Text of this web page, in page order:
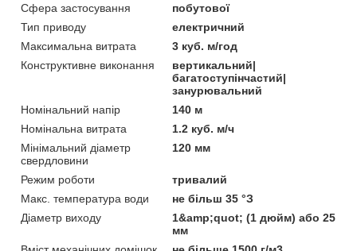
Сфера застосування
побутової
Тип приводу
електричний
Максимальна витрата
3 куб. м/год
Конструктивне виконання
вертикальний|
багатоступінчастий|
занурювальний
Номінальний напір
140 м
Номінальна витрата
1.2 куб. м/ч
Мінімальний діаметр
свердловини
120 мм
Режим роботи
тривалий
Макс. температура води
не більш 35 °З
Діаметр виходу
1&amp;quot; (1 дюйм) або 25
мм